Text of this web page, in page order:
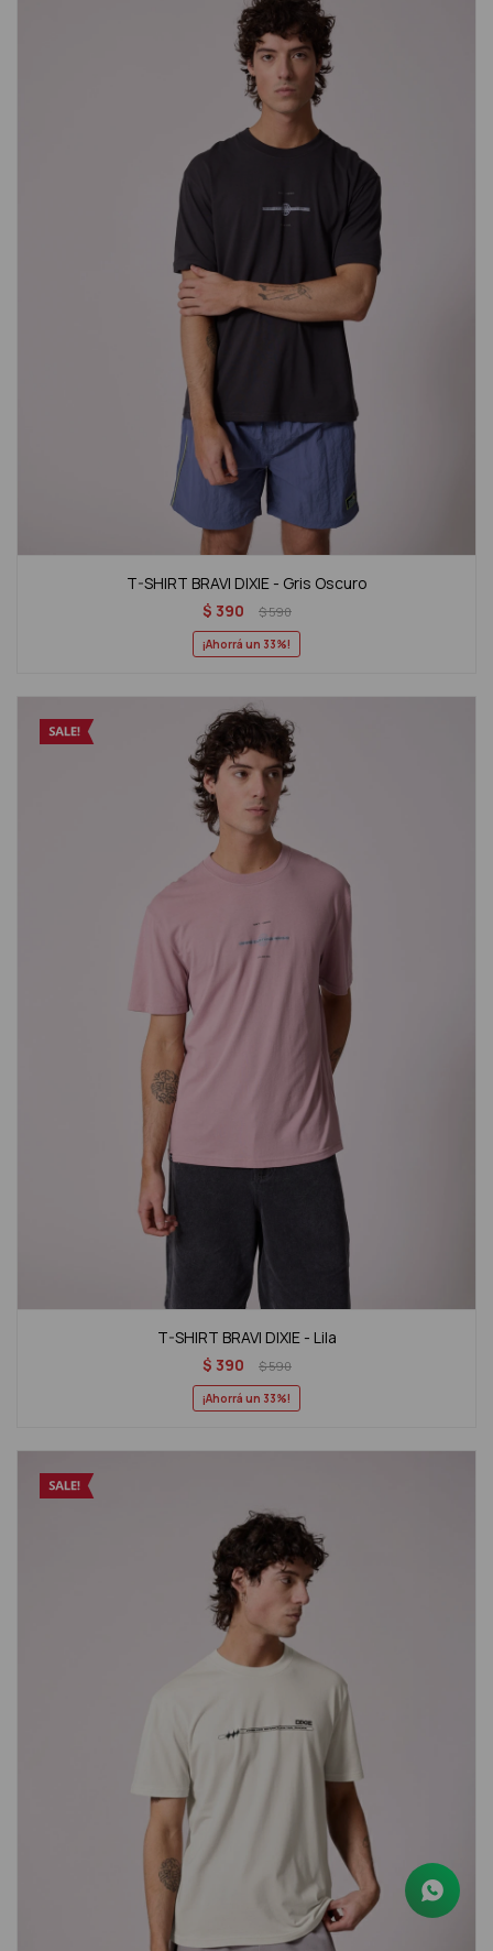
T-SHIRT BRAVI DIXIE - Gris Oscuro
$ 390 $590
33
T-SHIRT BRAVI DIXIE - Lila
$ 390 $590
33